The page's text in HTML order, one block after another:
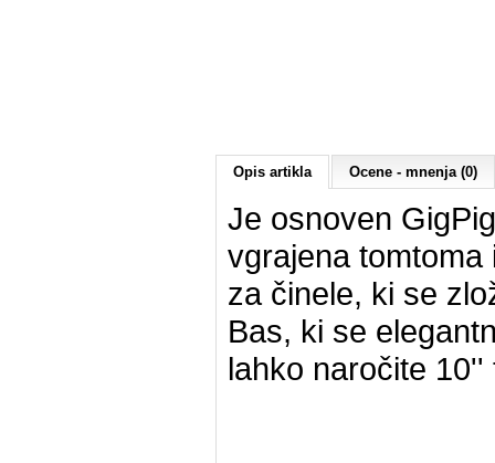
Opis artikla Ocene - mnenja (0)
Je osnoven
vgrajena
za činele, ki se
Bas, ki se
lahko naročite